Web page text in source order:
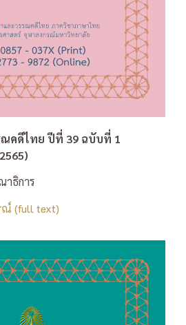
ณคดีไทย ปีที่ 39 ฉบับที่ 1
าธิการ
(full text)